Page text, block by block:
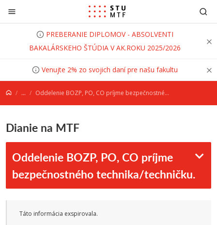
Prejsť na obsah
PREBERANIE DIPLOMOV - ABSOLVENTI
BAKALÁRSKEHO ŠTÚDIA V AK.ROKU 2025/2026
Venujte 2% zo svojich daní pre našu fakultu
... Oddelenie BOZP, PO, CO príjme bezpečnostného technika/techničku.
Dianie na MTF
Oddelenie BOZP, PO, CO príjme
bezpečnostného technika/techničku.
Táto informácia exspirovala.